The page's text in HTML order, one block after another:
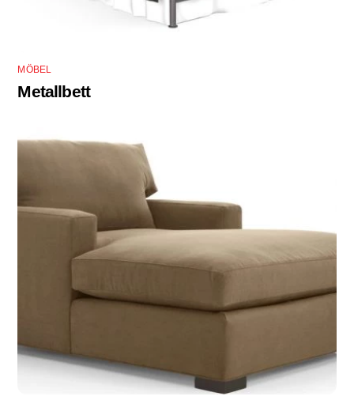
MÖBEL
Metallbett